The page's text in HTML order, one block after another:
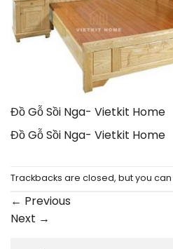
Đồ Gỗ Sồi Nga- Vietkit Home
Đồ Gỗ Sồi Nga- Vietkit Home
Trackbacks are closed, but you can
← Previous
Next →